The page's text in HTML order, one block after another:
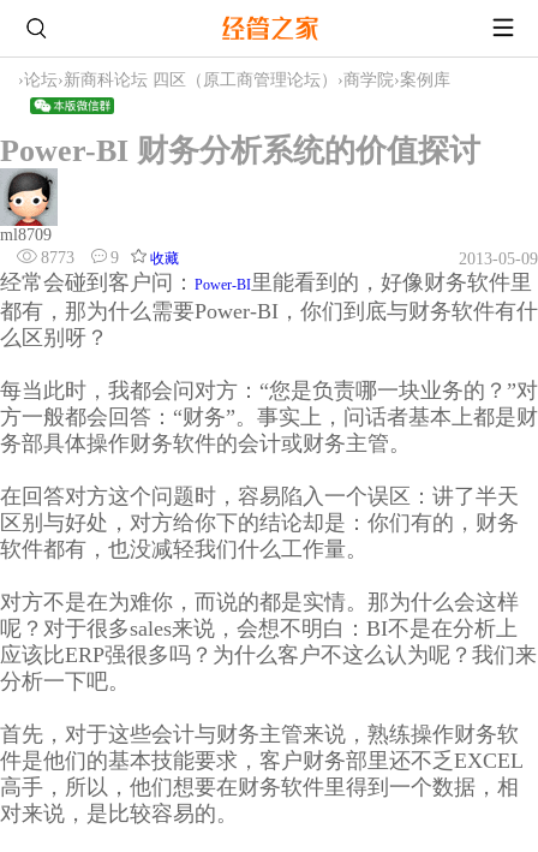
›论坛›新商科论坛 四区（原工商管理论坛） ›商学院›案例库
Power-BI 财务分析系统的价值探讨
ml8709
8773
9 收藏 2013-05-09
经常会碰到客户问： Power-BI里能看到的，好像财务软件里
都有，那为什么需要Power-BI，你们到底与财务软件有什
么区别呀？
每当此时，我都会问对方：“您是负责哪一块业务的？”对
方一般都会回答：“财务”。事实上，问话者基本上都是财
务部具体操作财务软件的会计或财务主管。
在回答对方这个问题时，容易陷入一个误区：讲了半天
区别与好处，对方给你下的结论却是：你们有的，财务
软件都有，也没减轻我们什么工作量。
对方不是在为难你，而说的都是实情。那为什么会这样
呢？对于很多sales来说，会想不明白：BI不是在分析上
应该比ERP强很多吗？为什么客户不这么认为呢？我们来
分析一下吧。
首先，对于这些会计与财务主管来说，熟练操作财务软
件是他们的基本技能要求，客户财务部里还不乏EXCEL
高手，所以，他们想要在财务软件里得到一个数据，相
对来说，是比较容易的。